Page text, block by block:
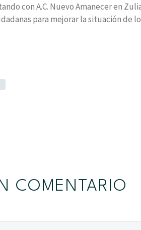
con A.C. Nuevo Amanecer en
para mejorar la situación de
COMENTARIO